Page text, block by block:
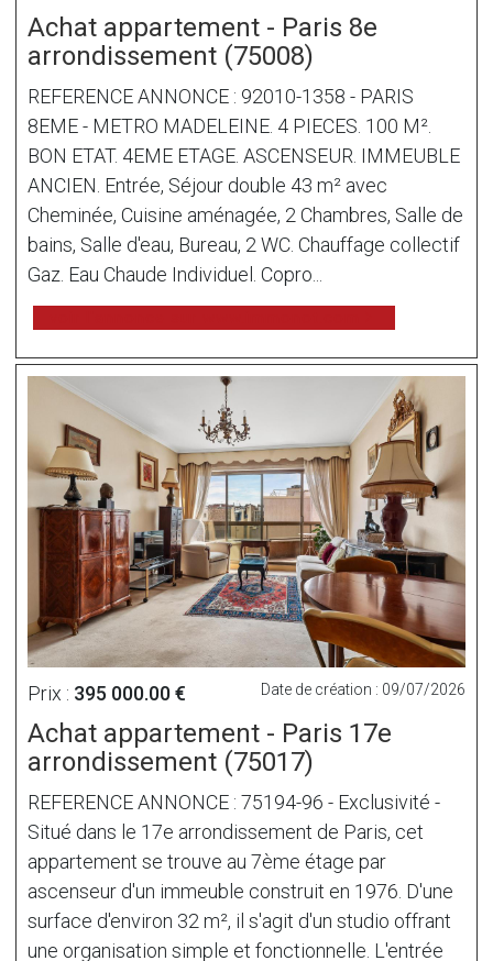
Achat appartement - Paris 8e
arrondissement (75008)
REFERENCE ANNONCE : 92010-1358 - PARIS
8EME - METRO MADELEINE. 4 PIECES. 100 M².
BON ETAT. 4EME ETAGE. ASCENSEUR. IMMEUBLE
ANCIEN. Entrée, Séjour double 43 m² avec
Cheminée, Cuisine aménagée, 2 Chambres, Salle de
bains, Salle d'eau, Bureau, 2 WC. Chauffage collectif
Gaz. Eau Chaude Individuel. Copro...
Prix : 395 000.00 € Date de création : 09/07/2026
Achat appartement - Paris 17e
arrondissement (75017)
REFERENCE ANNONCE : 75194-96 - Exclusivité -
Situé dans le 17e arrondissement de Paris, cet
appartement se trouve au 7ème étage par
ascenseur d'un immeuble construit en 1976. D'une
surface d'environ 32 m², il s'agit d'un studio offrant
une organisation simple et fonctionnelle. L'entrée